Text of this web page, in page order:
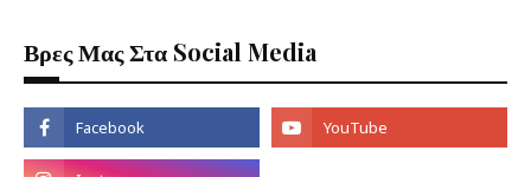
Βρες Μας Στα Social Media